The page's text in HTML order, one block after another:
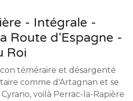
- Intégrale -
Route d'Espagne -
Roi
téméraire et désargenté
comme d'Artagnan et se
voilà Perrac-la-Rapière